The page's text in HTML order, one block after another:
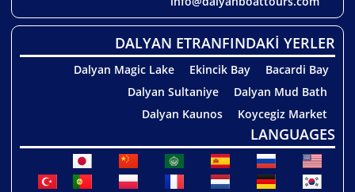
DALYAN ETRANFINDAKİ YERLER
Bacardi Bay
Ekincik Bay
Dalyan Magic Lake
Dalyan Mud Bath
Dalyan Sultaniye
Koycegiz Market
Dalyan Kaunos
LANGUAGES